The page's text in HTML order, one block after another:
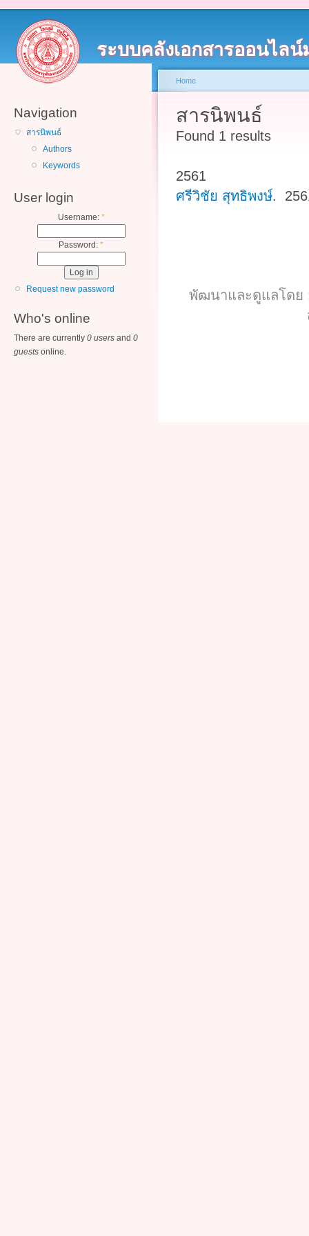
ระบบคลังเอกสารออนไล
Navigation
สารนิพนธ์
Authors
Keywords
User login
Username: *
Password: *
Request new password
Who's online
There are currently 0 users and 0
guests online.
Home
สารนิพนธ์
Found 1 results
2561
ศรีวิชัย สุทธิพงษ์.
พัฒนาและดูแลโดย